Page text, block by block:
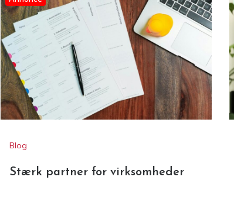
Stærk partner for virksomheder
Fleksibel bemanding i
København: Når
hurtig rekruttering